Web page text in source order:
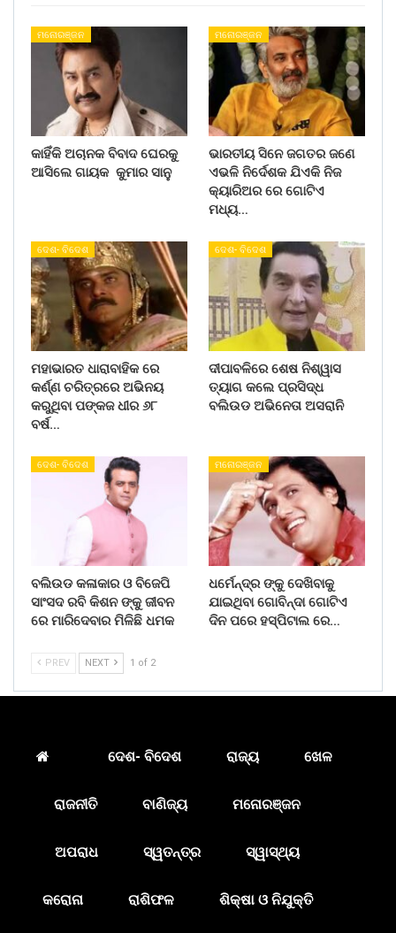
ମନୋରଞ୍ଜନ
କାହିଁକି ଅଚାନକ ବିବାଦ ଘେରକୁ
ଆସିଲେ ଗାୟକ କୁମାର ସାନୁ
ମନୋରଞ୍ଜନ
ଭାରତୀୟ ସିନେ ଜଗତର ଜଣେ
ଏଭଳି ନିର୍ଦେଶକ ଯିଏକି ନିଜ
କ୍ୟାରିଅର ରେ ଗୋଟିଏ
ମଧ୍ୟ…
ଦେଶ- ବିଦେଶ
ମହାଭାରତ ଧାରାବାହିକ ରେ
କର୍ଣ୍ଣ ଚରିତ୍ରରେ ଅଭିନୟ
କରୁଥିବା ପଙ୍କଜ ଧୀର ୬୮
ବର୍ଷ…
ଦେଶ- ବିଦେଶ
ଦୀପାବଳିରେ ଶେଷ ନିଶ୍ୱାସ
ତ୍ୟାଗ କଲେ ପ୍ରସିଦ୍ଧ
ବଲିଉଡ ଅଭିନେତା ଅସରାନି
ଦେଶ- ବିଦେଶ
ବଲିଉଡ କଳାକାର ଓ ବିଜେପି
ସାଂସଦ ରବି କିଶନ ଙ୍କୁ ଜୀବନ
ରେ ମାରିଦେବାର ମିଳିଛି ଧମକ
ମନୋରଞ୍ଜନ
ଧର୍ମେନ୍ଦ୍ର ଙ୍କୁ ଦେଖିବାକୁ
ଯାଇଥିବା ଗୋବିନ୍ଦା ଗୋଟିଏ
ଦିନ ପରେ ହସ୍ପିଟାଲ ରେ…
PREV NEXT 1 of 2
ଦେଶ- ବିଦେଶ ରାଜ୍ୟ ଖେଳ
ରାଜନୀତି ବାଣିଜ୍ୟ ମନୋରଞ୍ଜନ
ଅପରାଧ ସ୍ୱତନ୍ତ୍ର ସ୍ୱାସ୍ଥ୍ୟ
କରୋନା ରାଶିଫଳ ଶିକ୍ଷା ଓ ନିଯୁକ୍ତି